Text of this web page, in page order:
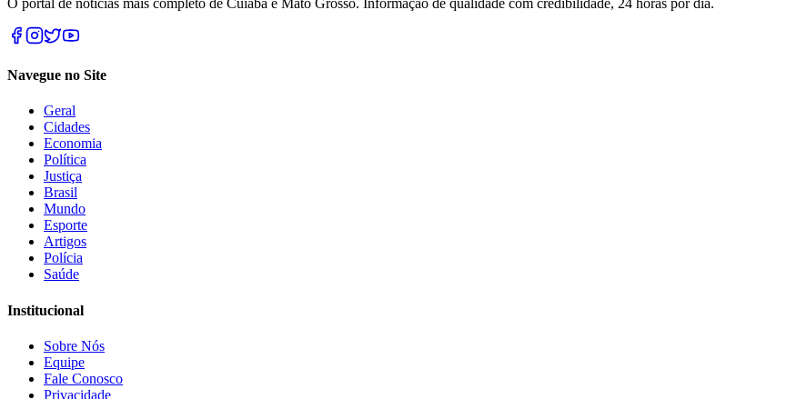
Navegue no Site
Geral
Cidades
Economia
Política
Justiça
Brasil
Mundo
Esporte
Artigos
Polícia
Saúde
Institucional
Sobre Nós
Equipe
Fale Conosco
Privacidade